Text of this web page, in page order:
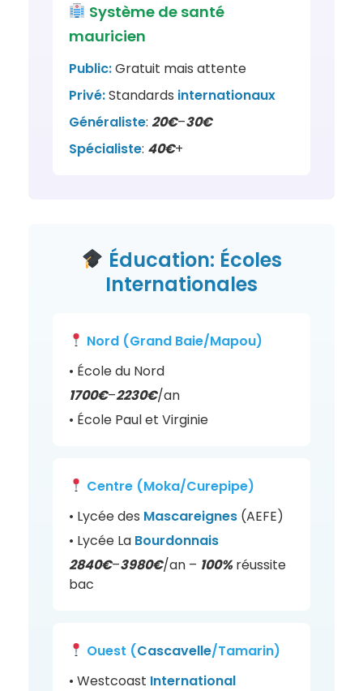
Système de santé
mauricien
Public:Gratuit mais attente
Privé:Standards internationaux
Généraliste: 20€–30€
Spécialiste: 40€+
Éducation: Écoles
Internationales
Nord (Grand Baie/Mapou)
• École du Nord
1700€–2230€/an
• École Paul et Virginie
Centre (Moka/Curepipe)
• Lycée des Mascareignes (AEFE)
• Lycée La Bourdonnais
2840€–3980€/an – 100%réussite
bac
Ouest (Cascavelle/Tamarin)
• Westcoast International